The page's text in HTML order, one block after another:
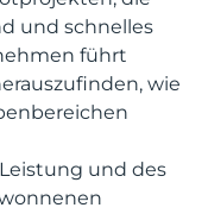
und schnelles
führt
wie
und des